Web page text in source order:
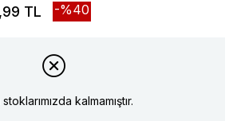
TL 40
kalmamıştır.